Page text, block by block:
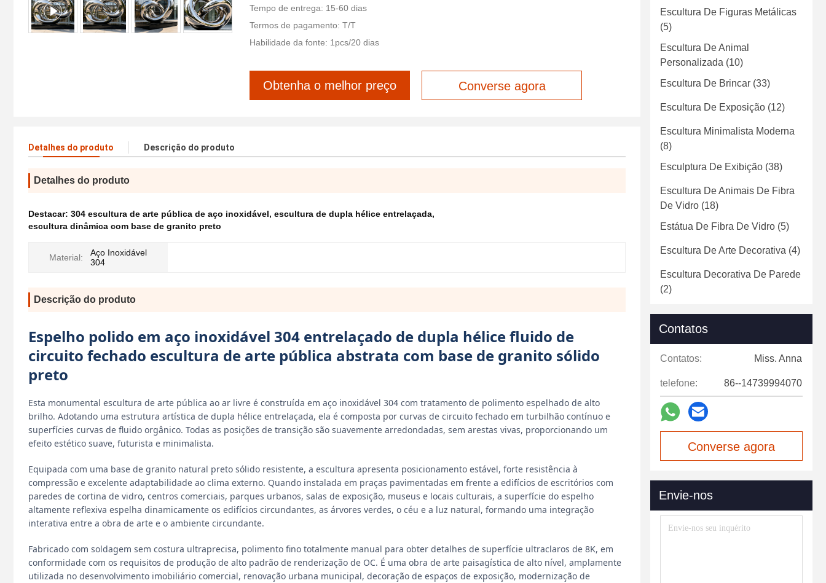
Tempo de entrega: 15-60 dias
Termos de pagamento: T/T
Habilidade da fonte: 1pcs/20 dias
Obtenha o melhor preço Converse agora
Detalhes do produto Descrição do produto
Detalhes do produto
Destacar: 304 escultura de arte pública de aço inoxidável, escultura de dupla hélice entrelaçada,
escultura dinâmica com base de granito preto
Material:
Aço Inoxidável
304
Descrição do produto
Espelho polido em aço inoxidável 304 entrelaçado de dupla hélice fluido de
circuito fechado escultura de arte pública abstrata com base de granito sólido
preto
Esta monumental escultura de arte pública ao ar livre é construída em aço inoxidável 304 com tratamento de polimento espelhado de alto
brilho. Adotando uma estrutura artística de dupla hélice entrelaçada, ela é composta por curvas de circuito fechado em turbilhão contínuo e
superfícies curvas de fluido orgânico. Todas as posições de transição são suavemente arredondadas, sem arestas vivas, proporcionando um
efeito estético suave, futurista e minimalista.
Equipada com uma base de granito natural preto sólido resistente, a escultura apresenta posicionamento estável, forte resistência à
compressão e excelente adaptabilidade ao clima externo. Quando instalada em praças pavimentadas em frente a edifícios de escritórios com
paredes de cortina de vidro, centros comerciais, parques urbanos, salas de exposição, museus e locais culturais, a superfície do espelho
altamente reflexiva espelha dinamicamente os edifícios circundantes, as árvores verdes, o céu e a luz natural, formando uma integração
interativa entre a obra de arte e o ambiente circundante.
Fabricado com soldagem sem costura ultraprecisa, polimento fino totalmente manual para obter detalhes de superfície ultraclaros de 8K, em
conformidade com os requisitos de produção de alto padrão de renderização de OC. É uma obra de arte paisagística de alto nível, amplamente
utilizada no desenvolvimento imobiliário comercial, renovação urbana municipal, decoração de espaços de exposição, modernização de
Escultura De Figuras Metálicas
(5)
Escultura De Animal
Personalizada (10)
Escultura De Brincar (33)
Escultura De Exposição (12)
Escultura Minimalista Moderna
(8)
Esculptura De Exibição (38)
Escultura De Animais De Fibra
De Vidro (18)
Estátua De Fibra De Vidro (5)
Escultura De Arte Decorativa (4)
Escultura Decorativa De Parede
(2)
Contatos
Contatos: Miss. Anna
telefone: 86--14739994070
Converse agora
Envie-nos